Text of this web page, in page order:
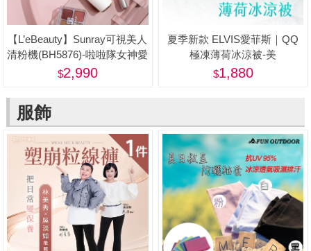
【L’eBeauty】Sunray可視美人
清粉機(BH5876)-啦啦隊女神愛
用推薦
2,990
夏季新款 ELVIS愛菲斯｜QQ
極凍薄荷冰涼被-美
1,880
服飾